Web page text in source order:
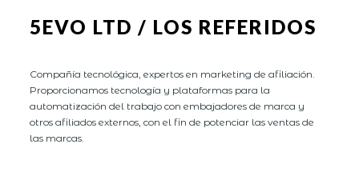
5EVO LTD / LOS REFERIDOS
Compañía tecnológica, expertos en marketing de afiliación.
Proporcionamos tecnología y plataformas para la
automatización del trabajo con embajadores de marca y
otros afiliados externos, con el fin de potenciar las ventas de
las marcas.